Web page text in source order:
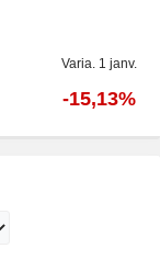
Varia. 1 janv.
-15,13%